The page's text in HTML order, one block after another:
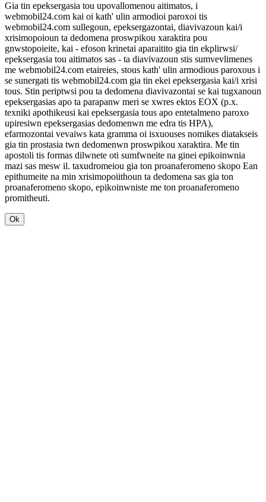
Gia tin epeksergasia tou upovallomenou aitimatos, i
webmobil24.com kai oi kath' ulin armodioi paroxoi tis
webmobil24.com sullegoun, epeksergazontai, diavivazoun kai/i
xrisimopoioun ta dedomena proswpikou xaraktira pou
gnwstopoieite, kai - efoson krinetai aparaitito gia tin ekplirwsi/
epeksergasia tou aitimatos sas - ta diavivazoun stis sumvevlimenes
me webmobil24.com etaireies, stous kath' ulin armodious paroxous i
se sunergati tis webmobil24.com gia tin ekei epeksergasia kai/i xrisi
tous. Stin periptwsi pou ta dedomena diavivazontai se kai tugxanoun
epeksergasias apo ta parapanw meri se xwres ektos EOX (p.x.
texniki apothikeusi kai epeksergasia tous apo entetalmeno paroxo
upiresiwn epeksergasias dedomenwn me edra tis HPA),
efarmozontai vevaiws kata gramma oi isxuouses nomikes diatakseis
gia tin prostasia twn dedomenwn proswpikou xaraktira. Me tin
apostoli tis formas dilwnete oti sumfwneite na ginei epikoinwnia
mazi sas mesw il. taxudromeiou gia ton proanaferomeno skopo Ean
epithumeite na min xrisimopoiithoun ta dedomena sas gia ton
proanaferomeno skopo, epikoinwniste me ton proanaferomeno
promitheuti.
Ok